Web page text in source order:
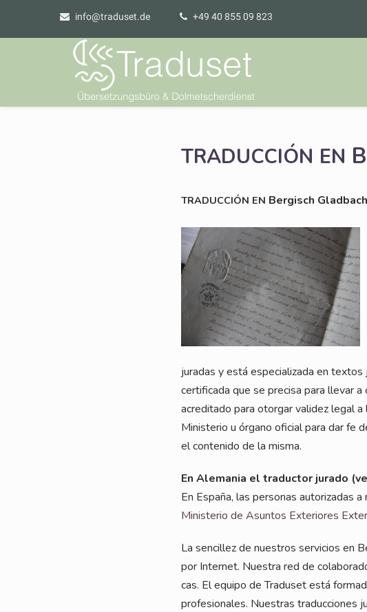
info@traduset.de +49 40 855 09 823
TRADUCCIÓN EN
TRADUCCIÓN EN Ber­gisch Gladbach
jura­das y está espe­cia­lizada en tex­tos
cer­ti­fi­ca­da que se pre­cisa para lle­var
acre­di­ta­do para otor­gar vali­dez legal
Minis­te­rio u órga­no ofi­ci­al para dar fe
el con­teni­do de la misma.
En Ale­ma­nia el tra­duc­tor jura­do
En Espa­ña, las per­so­nas auto­rizadas
Minis­te­rio de Asun­tos Exte­rio­res
La sen­cil­lez de nues­tros ser­vici­os en
por Inter­net. Nues­tra red de
cas. El equi­po de Tra­du­set está
pro­fe­sio­na­les. Nuestras tra­duc­cio­nes